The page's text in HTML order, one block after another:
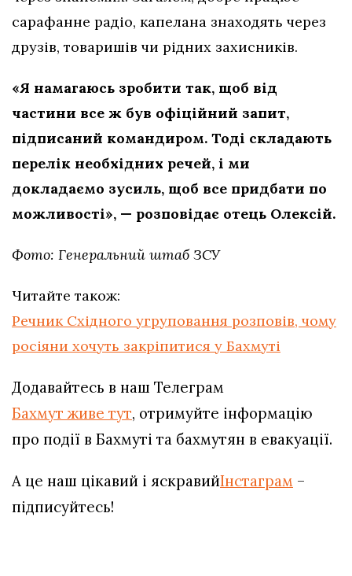
сарафанне радіо, капелана знаходять через
друзів, товаришів чи рідних захисників.
«Я намагаюсь зробити так, щоб від
частини все ж був офіційний запит,
підписаний командиром. Тоді складають
перелік необхідних речей, і ми
докладаємо зусиль, щоб все придбати по
можливості», — розповідає отець Олексій.
Фото: Генеральний штаб ЗСУ
Читайте також:
Речник Східного угруповання розповів, чому
росіяни хочуть закріпитися у Бахмуті
Додавайтесь в наш Телеграм
Бахмут живе тут, отримуйте інформацію
про події в Бахмуті та бахмутян в евакуації.
А це наш цікавий і яскравийІнстаграм –
підписуйтесь!